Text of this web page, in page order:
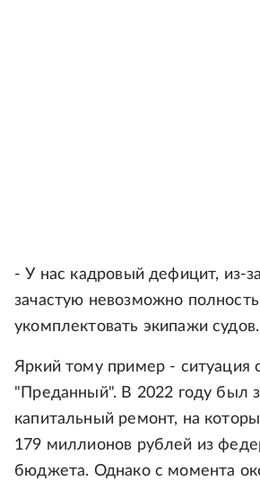
- У нас кадровый дефицит, из-
зачастую невозможно
укомплектовать экипажи судов.
Яркий тому пример - ситуация
"Преданный". В 2022 году был
капитальный ремонт, на
179 миллионов рублей из
бюджета. Однако с момента